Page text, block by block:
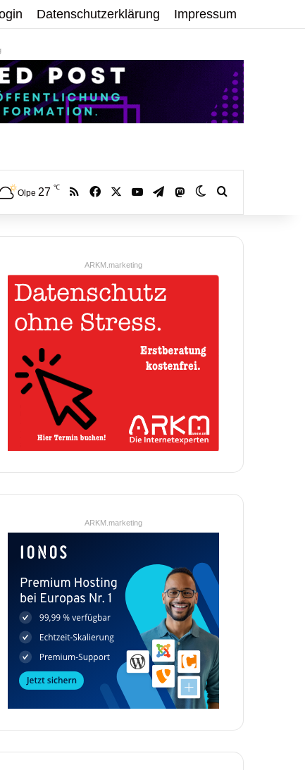
Datenschutzerklärung Impressum
Olpe 27 ℃ RSS Facebook YouTubeTelegramMastodonSkin umschalten
ARKM.marketing
ARKM.marketing